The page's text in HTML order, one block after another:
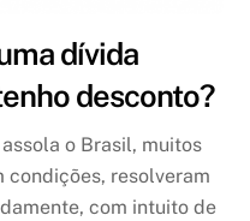
dívida
desconto?
o Brasil, muitos
condições, resolveram
com intuito de